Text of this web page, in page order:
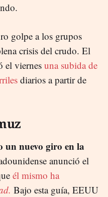
golpe a los grupos
crisis del crudo. El
el viernes una subida de
diarios a partir de
un nuevo giro en la
anunció el
él mismo ha
Bajo esta guía, EEUU